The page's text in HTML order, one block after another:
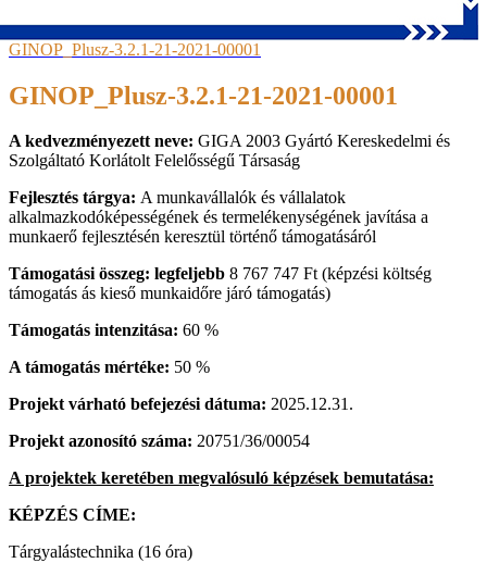
GINOP_Plusz-3.2.1-21-2021-00001
GINOP_Plusz-3.2.1-21-2021-00001
A kedvezményezett neve: GIGA 2003 Gyártó Kereskedelmi és
Szolgáltató Korlátolt Felelősségű Társaság
Fejlesztés tárgya: A munkavállalók és vállalatok
alkalmazkodóképességének és termelékenységének javítása a
munkaerő fejlesztésén keresztül történő támogatásáról
Támogatási összeg: legfeljebb 8 767 747 Ft (képzési költség
támogatás ás kieső munkaidőre járó támogatás)
Támogatás intenzitása: 60 %
A támogatás mértéke: 50 %
Projekt várható befejezési dátuma: 2025.12.31.
Projekt azonosító száma: 20751/36/00054
A projektek keretében megvalósuló képzések bemutatása:
KÉPZÉS CÍME:
Tárgyalástechnika (16 óra)